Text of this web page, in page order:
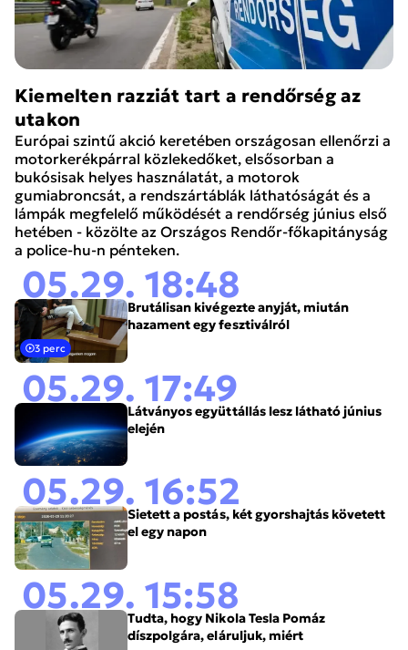
Kiemelten razziát tart a rendőrség az
utakon
Európai szintű akció keretében országosan ellenőrzi a
motorkerékpárral közlekedőket, elsősorban a
bukósisak helyes használatát, a motorok
gumiabroncsát, a rendszártáblák láthatóságát és a
lámpák megfelelő működését a rendőrség június első
hetében - közölte az Országos Rendőr-főkapitányság
a police-hu-n pénteken.
05.29. 18:48
3 perc
Brutálisan kivégezte anyját, miután
hazament egy fesztiválról
05.29. 17:49Látványos együttállás lesz látható június
elején
05.29. 16:52
Sietett a postás, két gyorshajtás követett
el egy napon
05.29. 15:58
Tudta, hogy Nikola Tesla Pomáz
díszpolgára, eláruljuk, miért